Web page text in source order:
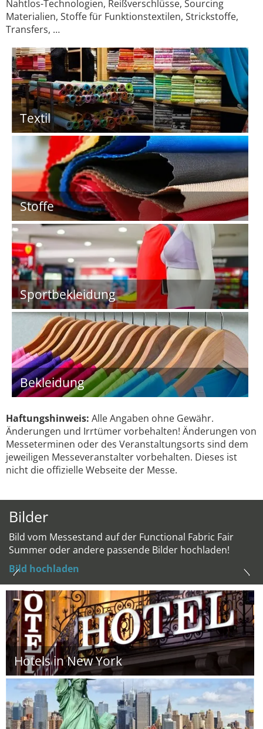
Nahtlos-Technologien, Reißverschlüsse, Sourcing
Materialien, Stoffe für Funktionstextilen, Strickstoffe,
Transfers, …
Textil
Stoffe
Sportbekleidung
Bekleidung
Haftungshinweis: Alle Angaben ohne Gewähr.
Änderungen und Irrtümer vorbehalten! Änderungen von
Messeterminen oder des Veranstaltungsorts sind dem
jeweiligen Messeveranstalter vorbehalten. Dieses ist
nicht die offizielle Webseite der Messe.
Bilder
Bild vom Messestand auf der Functional Fabric Fair
Summer oder andere passende Bilder hochladen!
Bild hochladen
Hotels in New York